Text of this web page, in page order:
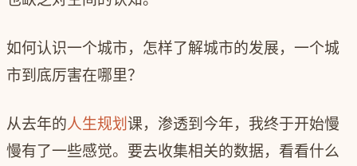
如何认识一个城市，怎样了解城市的发展，一个城
市到底厉害在哪里？
从去年的人生规划 课，渗透到今年，我终于开始慢
慢有了一些感觉。要去收集相关的数据，看看什么